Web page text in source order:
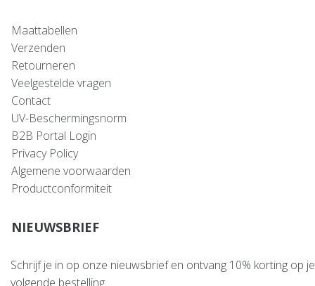
Maattabellen
Verzenden
Retourneren
Veelgestelde vragen
Contact
UV-Beschermingsnorm
B2B Portal Login
Privacy Policy
Algemene voorwaarden
Productconformiteit
NIEUWSBRIEF
Schrijf je in op onze nieuwsbrief en ontvang 10% korting op je
volgende bestelling